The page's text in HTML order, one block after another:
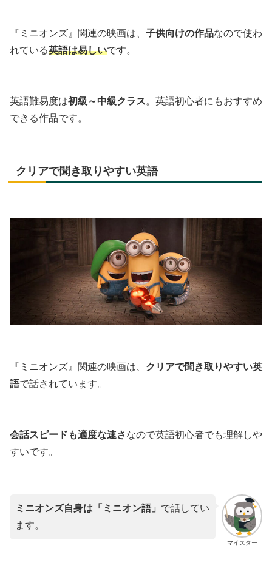
『ミニオンズ』関連の映画は、 子供向けの作品なので使わ
れている英語は易しいです。
英語難易度は初級～中級クラス。英語初心者にもおすすめ
できる作品です。
クリアで聞き取りやすい英語
『ミニオンズ』関連の映画は、 クリアで聞き取りやすい英
語で話されています。
会話スピードも適度な速さなので英語初心者でも理解しや
すいです。
マイスター
ミニオンズ自身は「ミニオン語」 で話してい
ます。